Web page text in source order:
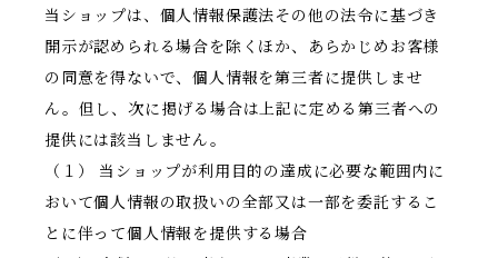
当ショップは、個人情報保護法その他の法令に基づき
開示が認められる場合を除くほか、あらかじめお客様
の同意を得ないで、個人情報を第三者に提供しませ
ん。但し、次に掲げる場合は上記に定める第三者への
提供には該当しません。
（１） 当ショップが利用目的の達成に必要な範囲内に
おいて個人情報の取扱いの全部又は一部を委託するこ
とに伴って個人情報を提供する場合